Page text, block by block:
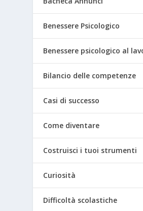
Benessere Psicologico
Benessere psicologico al
Bilancio delle competenze
Casi di successo
Come diventare
Costruisci i tuoi strumenti
Curiosità
Difficoltà scolastiche